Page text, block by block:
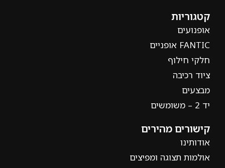
קטגוריות
אופנועים
FANTIC אופניים
חלקי חילוף
ציוד רכיבה
מבצעים
יד 2 – משומשים
קישורים מהירים
אודותינו
אולמות תצוגה ומפיצים